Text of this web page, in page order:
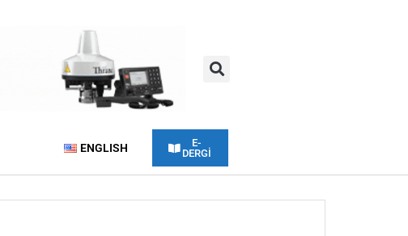
ENGLISH
E-
DERGİ